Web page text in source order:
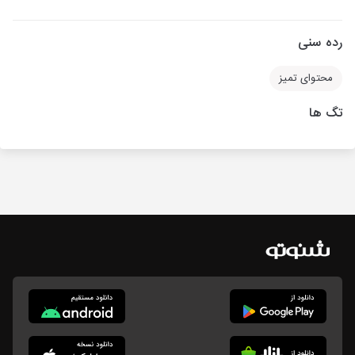
رده سنی
محتوای تمیز
تگ ها